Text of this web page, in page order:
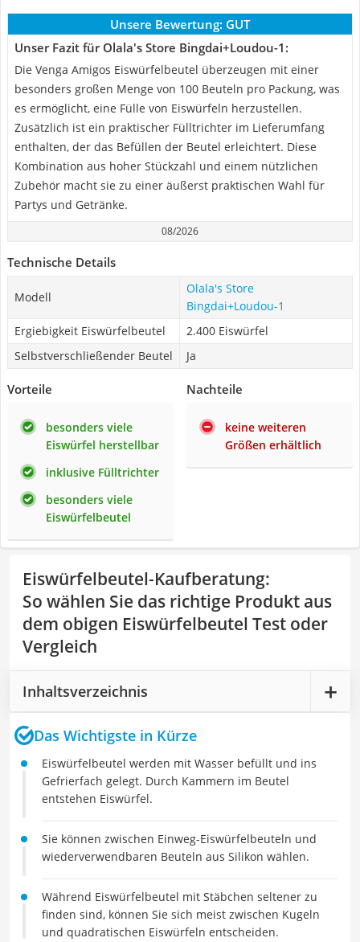
Unsere Bewertung: GUT
Unser Fazit für Olala's Store Bingdai+Loudou-1:
Die Venga Amigos Eiswürfelbeutel überzeugen mit einer
besonders großen Menge von 100 Beuteln pro Packung, was
es ermöglicht, eine Fülle von Eiswürfeln herzustellen.
Zusätzlich ist ein praktischer Fülltrichter im Lieferumfang
enthalten, der das Befüllen der Beutel erleichtert. Diese
Kombination aus hoher Stückzahl und einem nützlichen
Zubehör macht sie zu einer äußerst praktischen Wahl für
Partys und Getränke.
08/2026
Technische Details
Modell
Olala's Store
Bingdai+Loudou-1
Ergiebigkeit Eiswürfelbeutel
2.400 Eiswürfel
Selbstverschließender Beutel
Ja
Vorteile
besonders viele
Eiswürfel herstellbar
inklusive Fülltrichter
besonders viele
Eiswürfelbeutel
Nachteile
keine weiteren
Größen erhältlich
Eiswürfelbeutel-Kaufberatung:
So wählen Sie das richtige Produkt aus
dem obigen Eiswürfelbeutel Test oder
Vergleich
Inhaltsverzeichnis
Das Wichtigste in Kürze
Eiswürfelbeutel werden mit Wasser befüllt und ins
Gefrierfach gelegt. Durch Kammern im Beutel
entstehen Eiswürfel.
Sie können zwischen Einweg-Eiswürfelbeuteln und
wiederverwendbaren Beuteln aus Silikon wählen.
Während Eiswürfelbeutel mit Stäbchen seltener zu
finden sind, können Sie sich meist zwischen Kugeln
und quadratischen Eiswürfeln entscheiden.